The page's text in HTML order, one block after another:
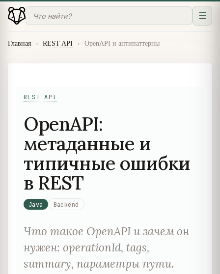
☰
Главная › REST API › OpenAPI и антипаттерны
REST API
OpenAPI:
метаданные и
типичные ошибки
в REST
Java Backend
Что такое OpenAPI и зачем он
нужен: operationId, tags,
summary, параметры пути.